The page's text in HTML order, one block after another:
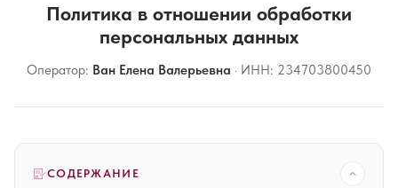
Политика в отношении обработки
персональных данных
Оператор: Ван Елена Валерьевна · ИНН: 234703800450
СОДЕРЖАНИЕ